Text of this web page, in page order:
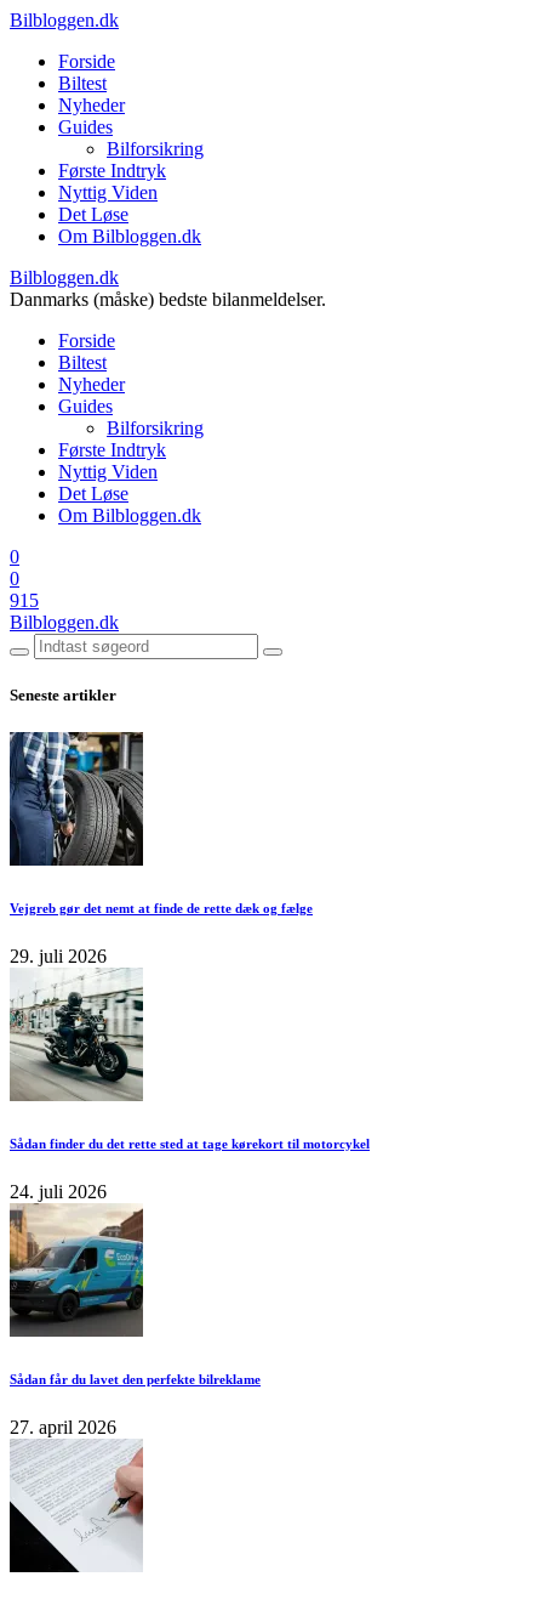
Bilbloggen.dk
Forside
Biltest
Nyheder
Guides
Bilforsikring
Første Indtryk
Nyttig Viden
Det Løse
Om Bilbloggen.dk
Bilbloggen.dk
Danmarks (måske) bedste bilanmeldelser.
Forside
Biltest
Nyheder
Guides
Bilforsikring
Første Indtryk
Nyttig Viden
Det Løse
Om Bilbloggen.dk
0
0
915
Bilbloggen.dk
Seneste artikler
Vejgreb gør det nemt at finde de rette dæk og fælge
29. juli 2026
Sådan finder du det rette sted at tage kørekort til motorcykel
24. juli 2026
Sådan får du lavet den perfekte bilreklame
27. april 2026